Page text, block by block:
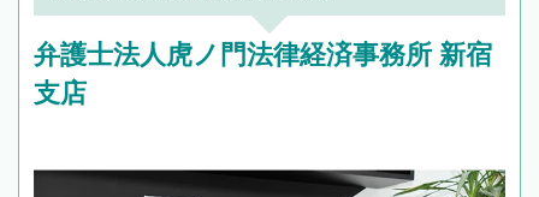
弁護士法人虎ノ門法律経済事務所 新宿
支店